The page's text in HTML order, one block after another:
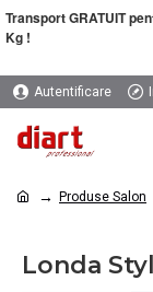
Transport GRATUIT
Kg !
Autentificare
Produse Salon
Londa